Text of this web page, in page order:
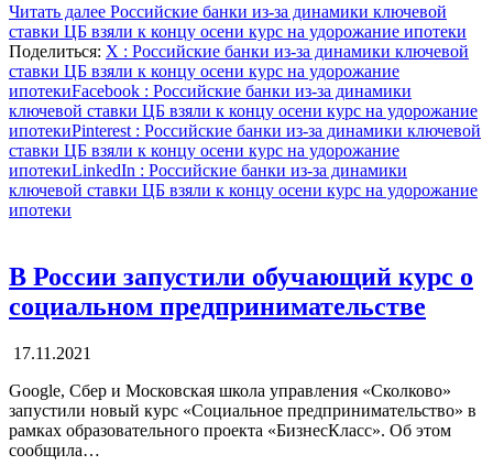
Читать далее Российские банки из-за динамики ключевой
ставки ЦБ взяли к концу осени курс на удорожание ипотеки
Поделиться: X : Российские банки из-за динамики ключевой
ставки ЦБ взяли к концу осени курс на удорожание
ипотекиFacebook : Российские банки из-за динамики
ключевой ставки ЦБ взяли к концу осени курс на удорожание
ипотекиPinterest : Российские банки из-за динамики ключевой
ставки ЦБ взяли к концу осени курс на удорожание
ипотекиLinkedIn : Российские банки из-за динамики
ключевой ставки ЦБ взяли к концу осени курс на удорожание
ипотеки
В России запустили обучающий курс о
социальном предпринимательстве
17.11.2021
Google, Сбер и Московская школа управления «Сколково»
запустили новый курс «Социальное предпринимательство» в
рамках образовательного проекта «БизнесКласс». Об этом
сообщила…